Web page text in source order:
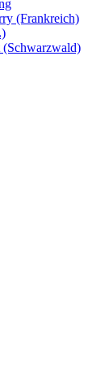
(Frankreich)
(Schwarzwald)